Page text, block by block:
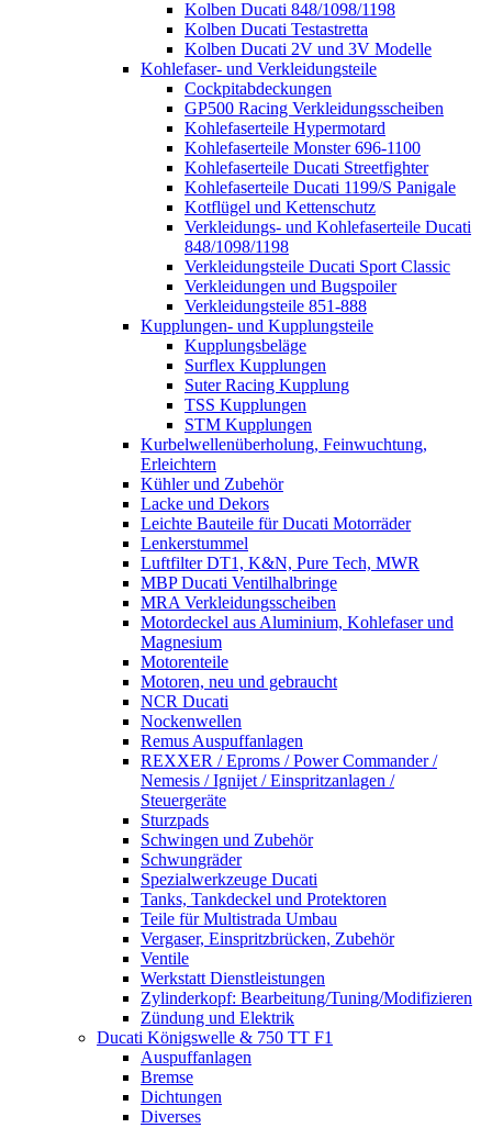
Kolben Ducati 848/1098/1198
Kolben Ducati Testastretta
Kolben Ducati 2V und 3V Modelle
Kohlefaser- und Verkleidungsteile
Cockpitabdeckungen
GP500 Racing Verkleidungsscheiben
Kohlefaserteile Hypermotard
Kohlefaserteile Monster 696-1100
Kohlefaserteile Ducati Streetfighter
Kohlefaserteile Ducati 1199/S Panigale
Kotflügel und Kettenschutz
Verkleidungs- und Kohlefaserteile Ducati
848/1098/1198
Verkleidungsteile Ducati Sport Classic
Verkleidungen und Bugspoiler
Verkleidungsteile 851-888
Kupplungen- und Kupplungsteile
Kupplungsbeläge
Surflex Kupplungen
Suter Racing Kupplung
TSS Kupplungen
STM Kupplungen
Kurbelwellenüberholung, Feinwuchtung,
Erleichtern
Kühler und Zubehör
Lacke und Dekors
Leichte Bauteile für Ducati Motorräder
Lenkerstummel
Luftfilter DT1, K&N, Pure Tech, MWR
MBP Ducati Ventilhalbringe
MRA Verkleidungsscheiben
Motordeckel aus Aluminium, Kohlefaser und
Magnesium
Motorenteile
Motoren, neu und gebraucht
NCR Ducati
Nockenwellen
Remus Auspuffanlagen
REXXER / Eproms / Power Commander /
Nemesis / Ignijet / Einspritzanlagen /
Steuergeräte
Sturzpads
Schwingen und Zubehör
Schwungräder
Spezialwerkzeuge Ducati
Tanks, Tankdeckel und Protektoren
Teile für Multistrada Umbau
Vergaser, Einspritzbrücken, Zubehör
Ventile
Werkstatt Dienstleistungen
Zylinderkopf: Bearbeitung/Tuning/Modifizieren
Zündung und Elektrik
Ducati Königswelle & 750 TT F1
Auspuffanlagen
Bremse
Dichtungen
Diverses